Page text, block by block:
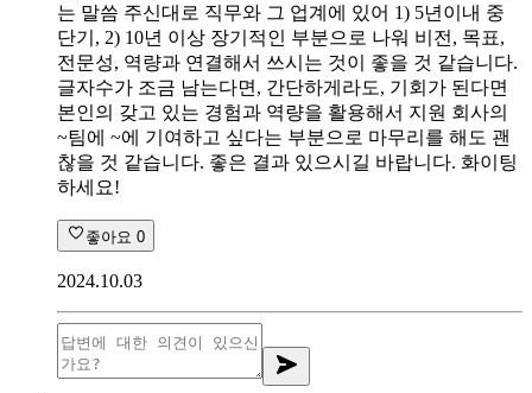
는 말씀 주신대로 직무와 그 업계에 있어 1) 5년이내 중
단기, 2) 10년 이상 장기적인 부분으로 나워 비전, 목표,
전문성, 역량과 연결해서 쓰시는 것이 좋을 것 같습니다.
글자수가 조금 남는다면, 간단하게라도, 기회가 된다면
본인의 갖고 있는 경험과 역량을 활용해서 지원 회사의
~팀에 ~에 기여하고 싶다는 부분으로 마무리를 해도 괜
찮을 것 같습니다. 좋은 결과 있으시길 바랍니다. 화이팅
하세요!
좋아요 0
2024.10.03